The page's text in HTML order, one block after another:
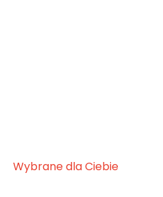
Wybrane dla Ciebie